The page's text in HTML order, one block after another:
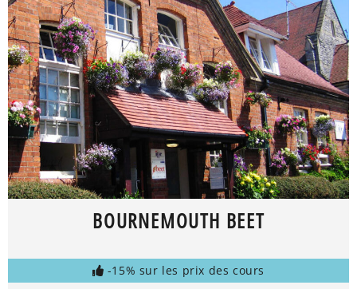
BOURNEMOUTH BEET
-15% sur les prix des cours